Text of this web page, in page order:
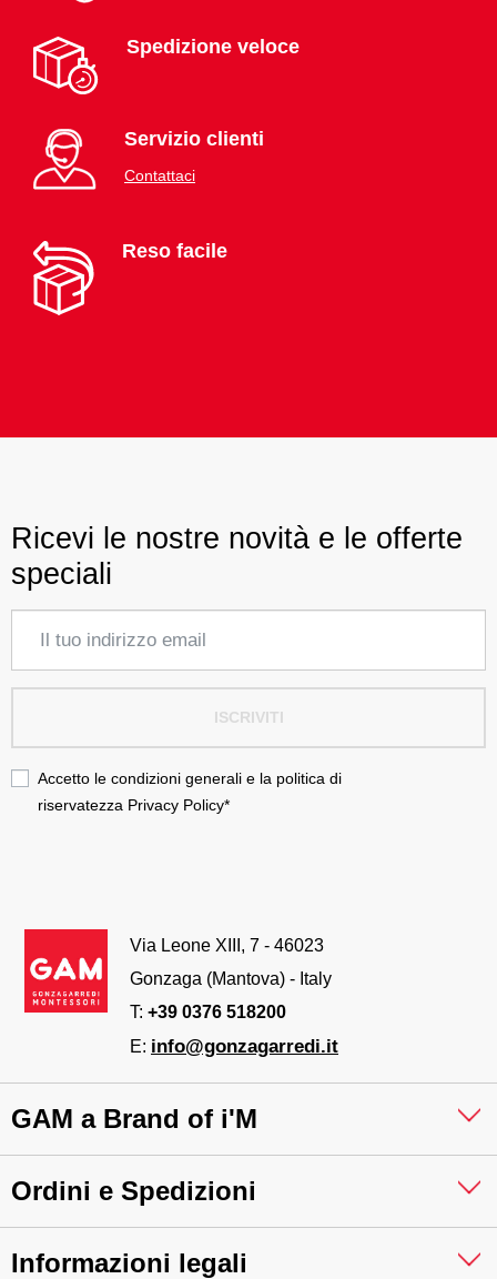
Spedizione veloce
Servizio clienti
Contattaci
Reso facile
Ricevi le nostre novità e le offerte
speciali
ISCRIVITI
Accetto le condizioni generali e la politica di
riservatezza Privacy Policy*
Via Leone XIII, 7 - 46023
Gonzaga (Mantova) - Italy
T: +39 0376 518200
E: info@gonzagarredi.it
GAM a Brand of i'M
Ordini e Spedizioni
Informazioni legali